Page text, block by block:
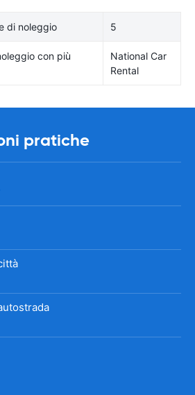
di noleggio 5
con più
National Car
Rental
pratiche